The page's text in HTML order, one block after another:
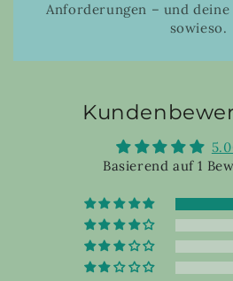
Anforderungen – und
sowieso.
Basierend auf 1